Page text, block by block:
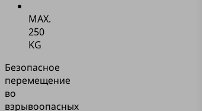
MAX.
250
KG
Безопасное
перемещение
во
взрывоопасных